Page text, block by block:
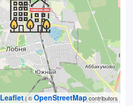
Leaflet| ©OpenStreetMapcontributors